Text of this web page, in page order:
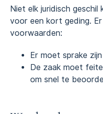
Niet elk juridisch geschil
voor een kort geding.
voorwaarden:
Er moet sprake
De zaak moet
om snel te